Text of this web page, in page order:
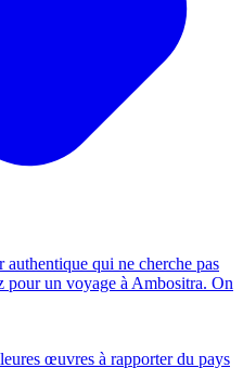
qui ne cherche pas
pour un voyage à Ambositra. On
œuvres à rapporter du pays